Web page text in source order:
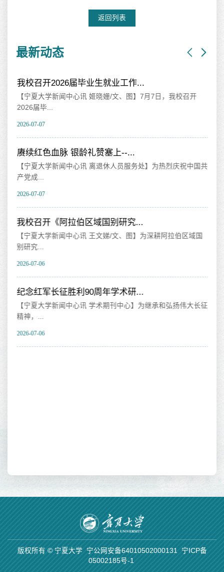
返回列表
最新动态
我校召开2026届毕业生就业工作...
【宁夏大学新闻中心讯 姬晓姗/文、图】7月7日，我校召开
2026届毕...
2026-07-07
赓续红色血脉 银龄礼赞塞上--...
【宁夏大学新闻中心讯 离退休人员服务处】为热烈庆祝中国共
产党成...
2026-07-07
我校召开《阿拉伯区域国别研究...
【宁夏大学新闻中心讯 王文娣/文、图】为深耕阿拉伯区域国
别研究...
2026-07-06
纪念红军长征胜利90周年学术研...
【宁夏大学新闻中心讯 学术期刊中心】为继承和弘扬伟大长征
精神，...
2026-07-06
版权所有 © 宁夏大学宁公网安备64010502000131
宁ICP备
05002185号-1